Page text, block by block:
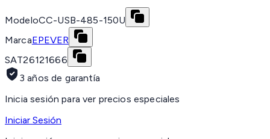
ModeloCC-USB-485-150U
MarcaEPEVER
SAT26121666
3 años de garantía
Inicia sesión para ver precios especiales
Iniciar Sesión